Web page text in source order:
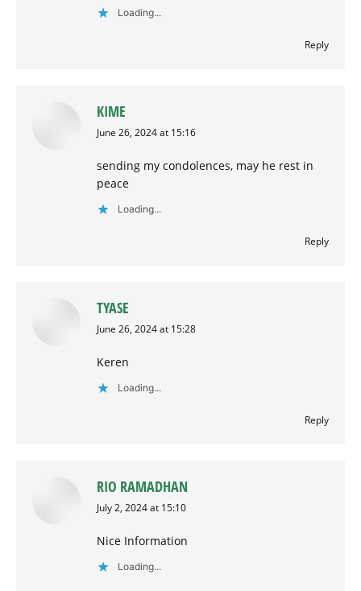
Loading...
Reply
KIME
says:
June 26, 2024 at 15:16
sending my condolences, may he rest in
peace
Loading...
Reply
TYASE
says:
June 26, 2024 at 15:28
Keren
Loading...
Reply
RIO RAMADHAN
says:
July 2, 2024 at 15:10
Nice Information
Loading...